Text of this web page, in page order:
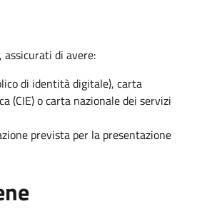
assicurati di avere:
di identità digitale), carta
(CIE) o carta nazionale dei servizi
prevista per la presentazione